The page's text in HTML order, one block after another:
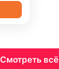
Смотреть всё